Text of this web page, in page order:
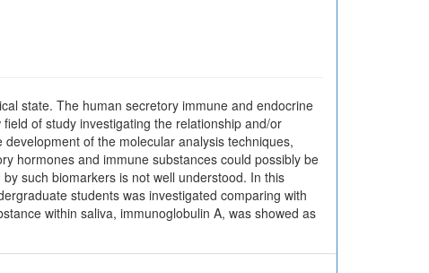
state. The human secretory immune and endocrine
of study investigating the relationship and/or
of the molecular analysis techniques,
hormones and immune substances could possibly be
such biomarkers is not well understood. In this
students was investigated comparing with
within saliva, immunoglobulin A, was showed as